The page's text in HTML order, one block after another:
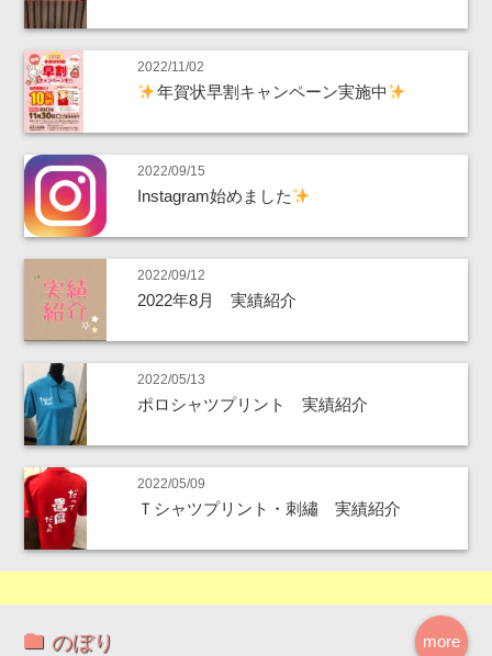
2022/11/02
年賀状早割キャンペーン実施中
2022/09/15
Instagram始めました
2022/09/12
2022年8月 実績紹介
2022/05/13
ポロシャツプリント 実績紹介
2022/05/09
Ｔシャツプリント・刺繡 実績紹介
more
のぼり